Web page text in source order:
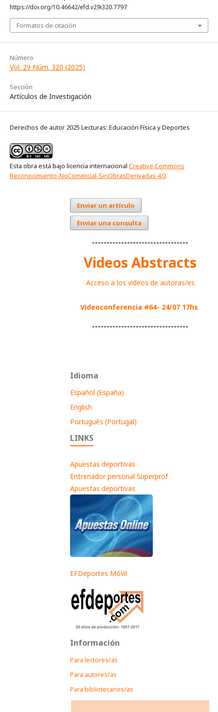
https://doi.org/10.46642/efd.v29i320.7797
Formatos de citación
Número
Vol. 29 Núm. 320 (2025)
Sección
Artículos de Investigación
Derechos de autor 2025 Lecturas: Educación Física y Deportes
Esta obra está bajo licencia internacional Creative Commons
Reconocimiento-NoComercial-SinObrasDerivadas 4.0.
Enviar un artículo
Enviar una consulta
---------------------------------
Videos Abstracts
Acceso a los videos de autoras/es
Videoconferencia #64- 24/07 17hs
---------------------------------
Idioma
Español (España)
English
Português (Portugal)
LINKS
Apuestas deportivas
Entrenador personal Superprof
Apuestas deportivas
EFDeportes Móvil
Información
Para lectores/as
Para autores/as
Para bibliotecarios/as